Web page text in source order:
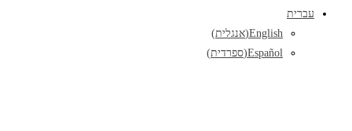
עברית
English
(אנגלית)
Español
(ספרדית)